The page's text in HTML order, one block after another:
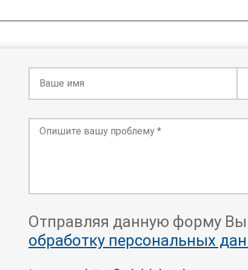
В
е
и
м
В
т
е
л
о
Отправляя данную форму Вы
обработку персональных